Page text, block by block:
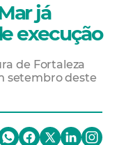
já
execução
de Fortaleza
setembro deste